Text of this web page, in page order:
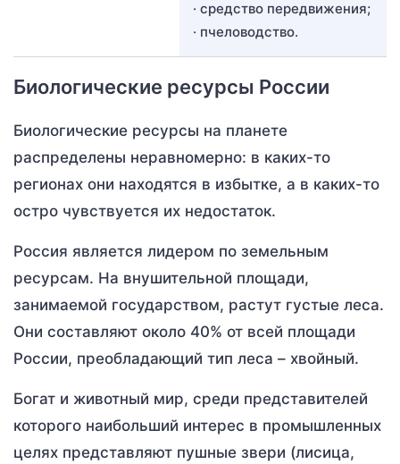
· средство передвижения;
· пчеловодство.
Биологические ресурсы России
Биологические ресурсы на планете
распределены неравномерно: в каких-то
регионах они находятся в избытке, а в каких-то
остро чувствуется их недостаток.
Россия является лидером по земельным
ресурсам. На внушительной площади,
занимаемой государством, растут густые леса.
Они составляют около 40% от всей площади
России, преобладающий тип леса – хвойный.
Богат и животный мир, среди представителей
которого наибольший интерес в промышленных
целях представляют пушные звери (лисица,